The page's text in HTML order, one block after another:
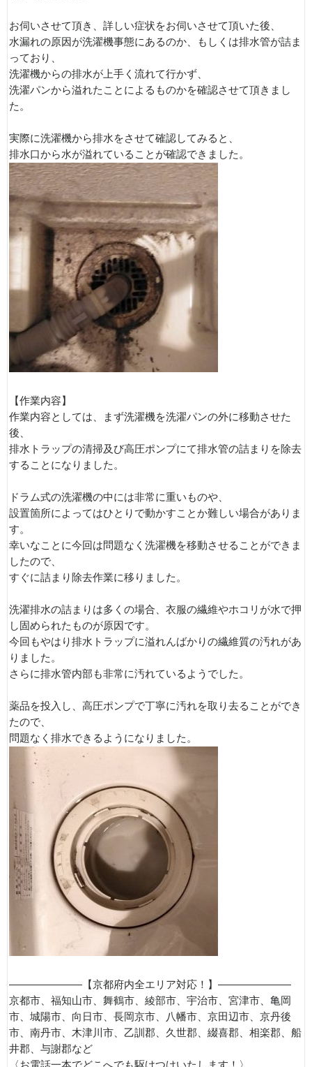
お伺いさせて頂き、詳しい症状をお伺いさせて頂いた後、
水漏れの原因が洗濯機事態にあるのか、もしくは排水管が詰ま
っており、
洗濯機からの排水が上手く流れて行かず、
洗濯パンから溢れたことによるものかを確認させて頂きまし
た。
実際に洗濯機から排水をさせて確認してみると、
排水口から水が溢れていることが確認できました。
【作業内容】
作業内容としては、まず洗濯機を洗濯パンの外に移動させた
後、
排水トラップの清掃及び高圧ポンプにて排水管の詰まりを除去
することになりました。
ドラム式の洗濯機の中には非常に重いものや、
設置箇所によってはひとりで動かすことか難しい場合がありま
す。
幸いなことに今回は問題なく洗濯機を移動させることができま
したので、
すぐに詰まり除去作業に移りました。
洗濯排水の詰まりは多くの場合、衣服の繊維やホコリが水で押
し固められたものが原因です。
今回もやはり排水トラップに溢れんばかりの繊維質の汚れがあ
りました。
さらに排水管内部も非常に汚れているようでした。
薬品を投入し、高圧ポンプで丁寧に汚れを取り去ることができ
たので、
問題なく排水できるようになりました。
———————【京都府内全エリア対応！】———————
京都市、福知山市、舞鶴市、綾部市、宇治市、宮津市、亀岡
市、城陽市、向日市、長岡京市、八幡市、京田辺市、京丹後
市、南丹市、木津川市、乙訓郡、久世郡、綴喜郡、相楽郡、船
井郡、与謝郡など